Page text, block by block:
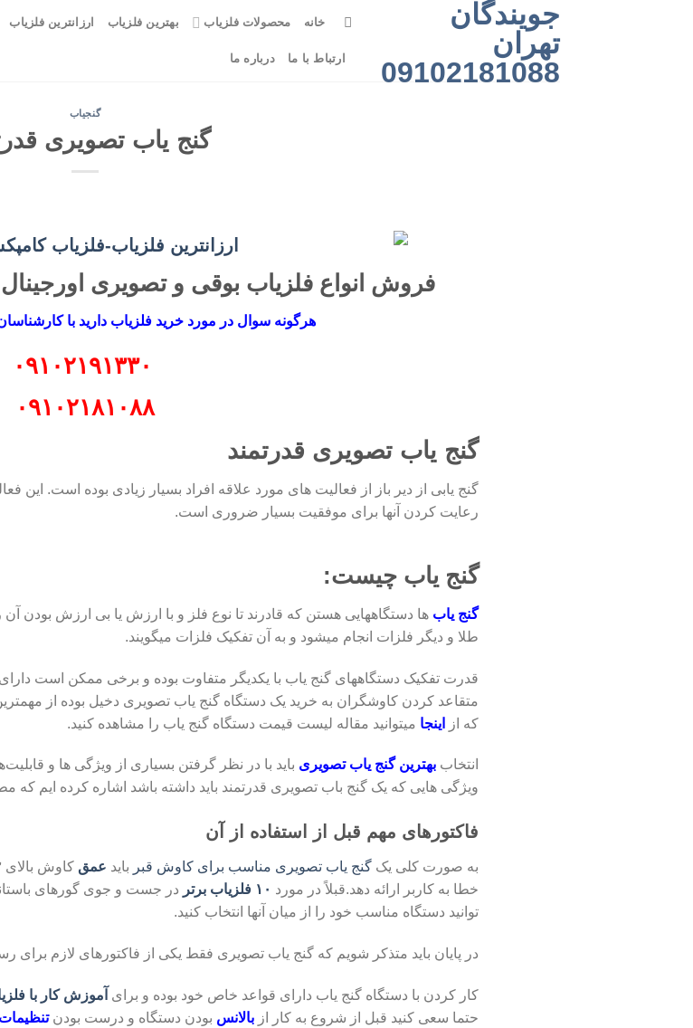
جویندگان
تهران
09102181088
خانه محصولات فلزیاب بهترین فلزیاب ارزانترین فلزیاب
ارتباط با ما درباره ما
گنجیاب
گنج یاب تصویری
فروش انواع فلزیاب بوقی و تصویری
هرگونه سوال در مورد خرید فلزیاب دارید با
۰۹۱۰۲۱۹۱۳۳۰
۰۹۱۰۲۱۸۱۰۸۸
گنج یاب تصویری قدرتمند
گنج یابی از دیر باز از فعالیت های مورد علاقه افراد بسیار زیادی بوده است. این
رعایت کردن آنها برای موفقیت بسیار ضروری است.
گنج یاب چیست:
گنج یاب ها دستگاههایی هستن که قادرند تا نوع فلز و با ارزش یا بی ارزش بودن آن
طلا و دیگر فلزات انجام میشود و به آن تفکیک فلزات میگویند.
قدرت تفکیک دستگاههای گنج یاب با یکدیگر متفاوت بوده و برخی ممکن است دارای
متقاعد کردن کاوشگران به خرید یک دستگاه گنج یاب تصویری دخیل بوده از
که از
اینجا میتوانید مقاله لیست قیمت دستگاه گنج یاب را مشاهده کنید.
انتخاب بهترین گنج یاب تصویری باید با در نظر گرفتن بسیاری از ویژگی ها و
ویژگی هایی که یک گنج باب تصویری قدرتمند باید داشته باشد اشاره کرده ایم
فاکتورهای مهم قبل از استفاده از آن
به صورت کلی یک گنج یاب تصویری مناسب برای کاوش قبر باید عمق
خطا به کاربر ارائه دهد.قبلاً در مورد ۱۰ فلزیاب برتر
در جست و جوی گورهای
توانید دستگاه مناسب خود را از میان آنها انتخاب کنید.
در پایان باید متذکر شویم که گنج یاب تصویری فقط یکی از فاکتورهای لازم
کار کردن با دستگاه گنج یاب دارای قواعد خاص خود بوده و برای آموزش کار با
حتما سعی کنید قبل از شروع به کار از بالانس بودن دستگاه و درست بودن